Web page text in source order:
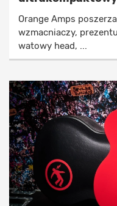
Orange Amps
wzmacniaczy,
watowy head, ...